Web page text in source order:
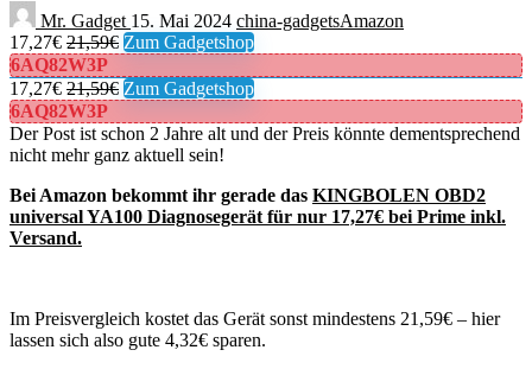
Mr. Gadget 15. Mai 2024 china-gadgetsAmazon
17,27€ 21,59€ Zum Gadgetshop
6AQ82W3P
17,27€ 21,59€ Zum Gadgetshop
6AQ82W3P
Der Post ist schon 2 Jahre alt und der Preis könnte dementsprechend
nicht mehr ganz aktuell sein!
Bei Amazon bekommt ihr gerade das KINGBOLEN OBD2
universal YA100 Diagnosegerät für nur 17,27€ bei Prime inkl.
Versand.
Im Preisvergleich kostet das Gerät sonst mindestens 21,59€ – hier
lassen sich also gute 4,32€ sparen.